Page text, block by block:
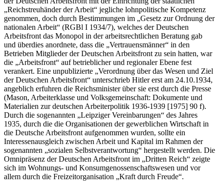
„Reichstreuhänder der Arbeit“ jegliche lohnpolitische Kompetenz
genommen, doch durch Bestimmungen im „Gesetz zur Ordnung der
nationalen Arbeit“ (RGBl I 1934/7), welches der Deutschen
Arbeitsfront das Monopol in der arbeitsrechtlichen Beratung gab
und überdies anordnete, dass die „Vertrauensmänner“ in den
Betrieben Mitglieder der Deutschen Arbeitsfront zu sein hatten, war
die „Arbeitsfront“ auf betrieblicher und regionaler Ebene fest
verankert. Eine unpublizierte „Verordnung über das Wesen und Ziel
der Deutschen Arbeitsfront“ unterschrieb Hitlererst am 24.10.1934,
angeblich erfuhren die Reichsminister über sie erst durch die Presse
(Mason, Arbeiterklasse und Volksgemeinschaft: Dokumente und
Materialien zur deutschen Arbeiterpolitik 1936-1939 [1975] 90 f).
Durch die sogenannten „Leipziger Vereinbarungen“ des Jahres
1935, durch die die Organisationen der gewerblichen Wirtschaft in
die Deutsche Arbeitsfront aufgenommen wurden, sollte ein
Interessenausgleich zwischen Arbeit und Kapital im Rahmen der
sogenannten „sozialen Selbstverantwortung“ hergestellt werden. Die
Omnipräsenz der Deutschen Arbeitsfront im „Dritten Reich“ zeigte
sich im Wohnungs- und Konsumgenossenschaftswesen und vor
allem durch die Freizeitorganisation „Kraft durch Freude“.